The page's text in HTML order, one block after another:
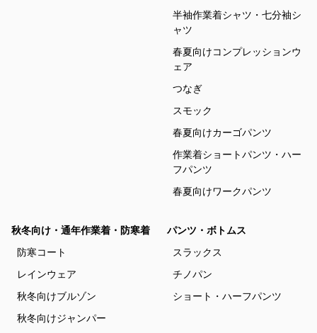
半袖作業着シャツ・七分袖シ
ャツ
春夏向けコンプレッションウ
ェア
つなぎ
スモック
春夏向けカーゴパンツ
作業着ショートパンツ・ハー
フパンツ
春夏向けワークパンツ
秋冬向け・通年作業着・防寒着
防寒コート
レインウェア
秋冬向けブルゾン
秋冬向けジャンパー
パンツ・ボトムス
スラックス
チノパン
ショート・ハーフパンツ